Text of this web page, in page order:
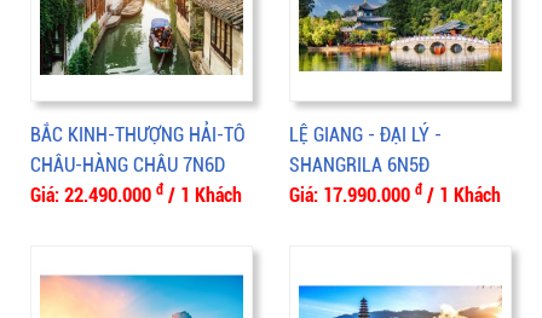
BẮC KINH-THƯỢNG HẢI-TÔ
CHÂU-HÀNG CHÂU 7N6D
Giá: 22.490.000 đ / 1 Khách
LỆ GIANG - ĐẠI LÝ -
SHANGRILA 6N5Đ
Giá: 17.990.000 đ / 1 Khách